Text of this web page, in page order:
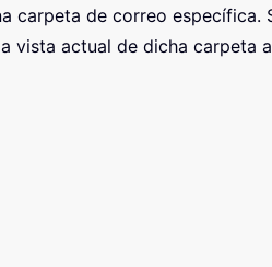
de correo
vista actual de dicha carpeta